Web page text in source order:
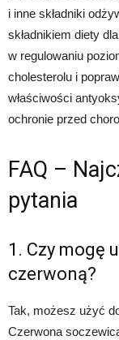
i inne składniki
składnikiem diety
w regulowaniu
cholesterolu i
właściwości
ochronie przed
FAQ –
pytania
1. Czy mogę
czerwoną?
Tak, możesz użyć
Czerwona